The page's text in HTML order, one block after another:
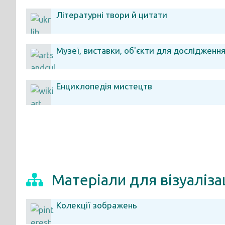
Літературні твори й цитати
Музеї, виставки, об'єкти для дослідження
Енциклопедія мистецтв
Матеріали для
Колекції зображень